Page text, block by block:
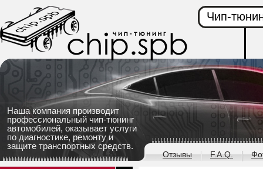
Наша компания производит
профессиональный чип-тюнинг
автомобилей, оказывает услуги
по диагностике, ремонту и
защите транспортных средств.
Чип-
Отзывы F.A.Q.